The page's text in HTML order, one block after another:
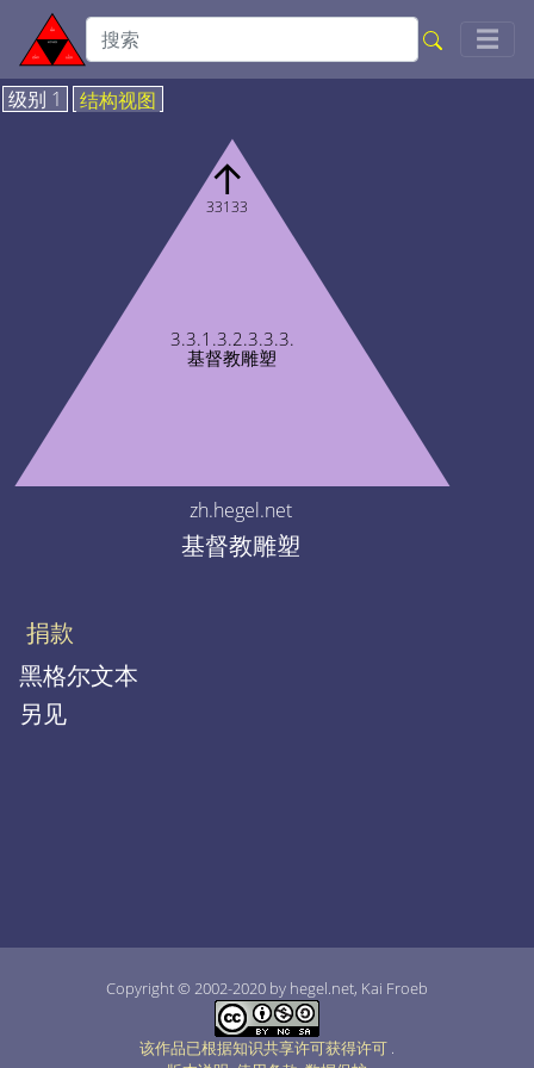
☰
级别 1 结构视图
3.3.1.3.2.3.3.3.
基督教雕塑
↑
33133
zh.hegel.net
基督教雕塑
捐款
黑格尔文本
另见
Copyright © 2002-2020 by hegel.net, Kai Froeb
该作品已根据知识共享许可获得许可 .